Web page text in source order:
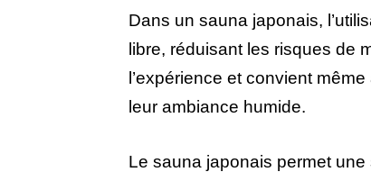
Dans un sauna japonais,
libre, réduisant les risques de
l’expérience et convient
leur ambiance humide.
Le sauna japonais permet une